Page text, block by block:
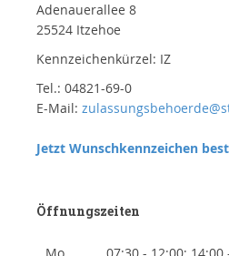
Adenauerallee 8
25524 Itzehoe
Kennzeichenkürzel: IZ
Tel.: 04821-69-0
E-Mail:
Jetzt Wunschkennzeichen
Öffnungszeiten